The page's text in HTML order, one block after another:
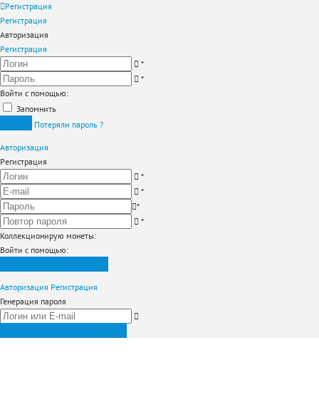
Регистрация
Регистрация
Авторизация
Регистрация
*
*
Войти с помощью:
Запомнить
Потеряли пароль ?
Авторизация
Регистрация
*
*
*
*
Коллекционирую монеты:
Войти с помощью:
Авторизация Регистрация
Генерация пароля